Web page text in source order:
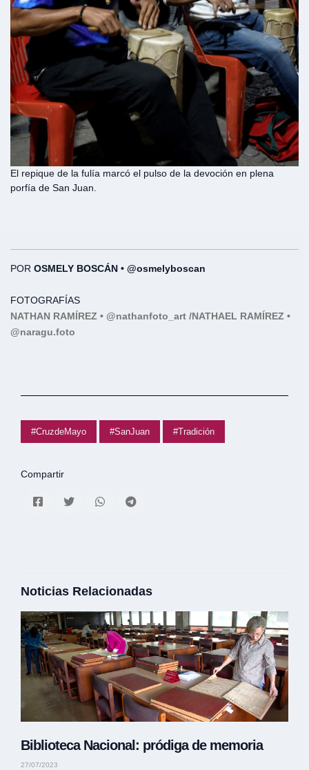
El repique de la fulía marcó el pulso de la devoción en plena
porfía de San Juan.
POR OSMELY BOSCÁN • @osmelyboscan
FOTOGRAFÍAS
NATHAN RAMÍREZ • @nathanfoto_art /NATHAEL RAMÍREZ •
@naragu.foto
#CruzdeMayo #SanJuan #Tradición
Compartir
Noticias Relacionadas
Biblioteca Nacional: pródiga de memoria
27/07/2023